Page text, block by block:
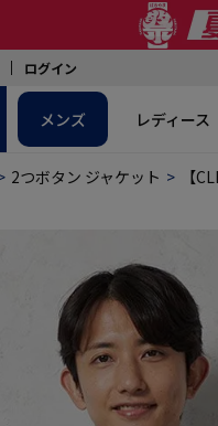
ログイン
メンズ レディース
2つボタン ジャケット 【